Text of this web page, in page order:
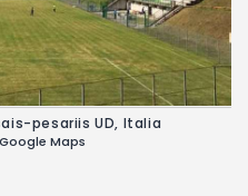
pesariis UD, Italia
Maps